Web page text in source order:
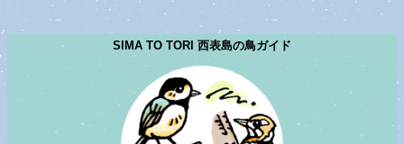
SIMA TO TORI 西表島の鳥ガイド